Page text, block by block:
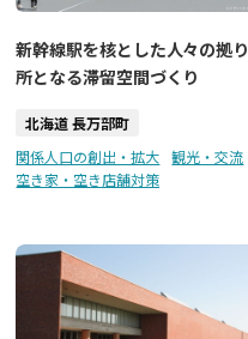
新幹線駅を核とした人々の拠り
所となる滞留空間づくり
北海道 長万部町
関係人口の創出・拡大
観光・交流
空き家・空き店舗対策